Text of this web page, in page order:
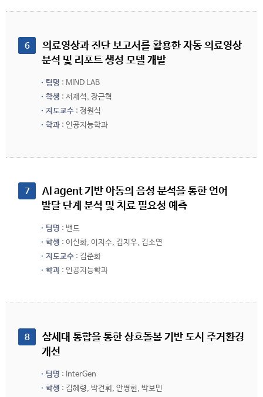
6
의료영상과 진단 보고서를 활용한 자동 의료영상
분석 및 리포트 생성 모델 개발
팀명 : MIND LAB
학생 : 서재석, 장근혁
지도교수 : 정원식
학과 : 인공지능학과
7
AI agent 기반 아동의 음성 분석을 통한 언어
발달 단계 분석 및 치료 필요성 예측
팀명 : 밴드
학생 : 이신화, 이지수, 김지우, 김소연
지도교수 : 김준화
학과 : 인공지능학과
8
삼세대 통합을 통한 상호돌봄 기반 도시 주거환경
개선
팀명 : InterGen
학생 : 김혜령, 박건휘, 안병헌, 박보민